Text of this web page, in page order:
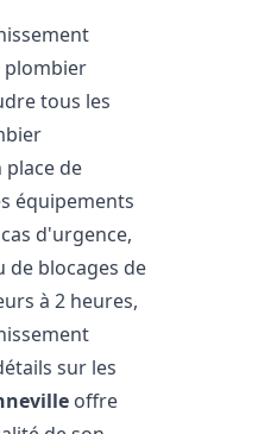
plombier
tous les
place de
équipements
d'urgence,
de blocages de
à 2 heures,
sur les
offre